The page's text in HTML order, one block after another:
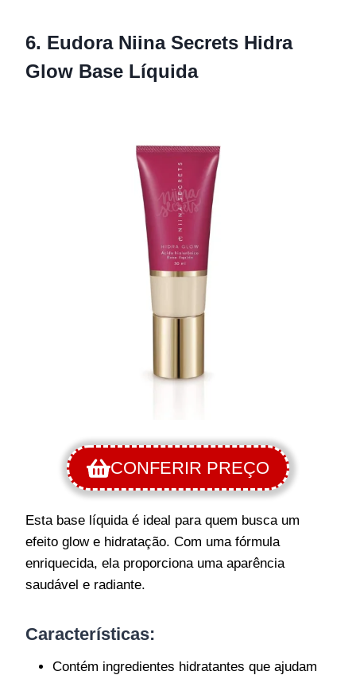
6. Eudora Niina Secrets Hidra
Glow Base Líquida
CONFERIR PREÇO
Esta base líquida é ideal para quem busca um
efeito glow e hidratação. Com uma fórmula
enriquecida, ela proporciona uma aparência
saudável e radiante.
Características:
Contém ingredientes hidratantes que ajudam